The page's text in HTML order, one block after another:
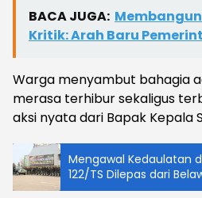
BACA JUGA:
Kritik: Arah Baru
Warga menyambut bahagia
merasa terhibur sekaligus
aksi nyata dari Bapak Kepala
Mengawal Kedaulatan
122/TS Dilepas dari